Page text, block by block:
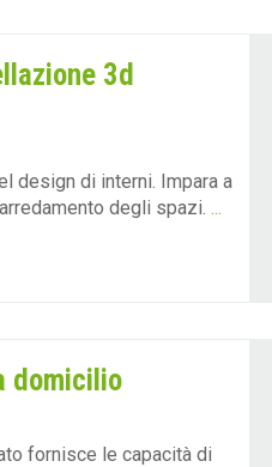
3d
design di interni. Impara a
degli spazi. ...
domicilio
fornisce le capacità di